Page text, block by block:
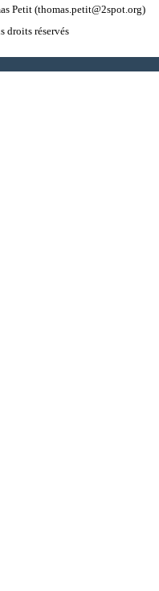
Petit(thomas.petit@2spot.org)
droits réservés